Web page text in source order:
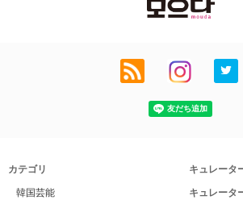
カテゴリ
韓国芸能
キュレータ
キュレータ